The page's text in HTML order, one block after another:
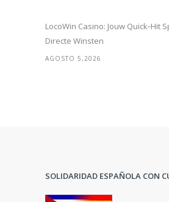
LocoWin Casino: Jouw Quick‑Hit
Directe Winsten
AGOSTO 5,2026
SOLIDARIDAD ESPAÑOLA CON